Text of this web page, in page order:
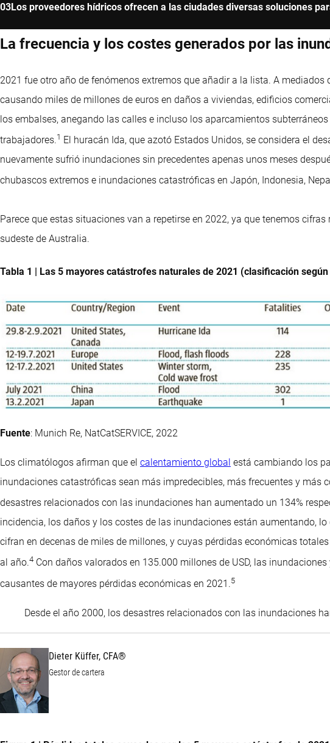
Los proveedores hídricos ofrecen a las ciudades diversas soluciones
La frecuencia y los costes generados por las
2021 fue otro año de fenómenos extremos que añadir a la lista. A
causando miles de millones de euros en daños a viviendas, edificios
los embalses, anegando las calles e incluso los aparcamientos
trabajadores.1 El huracán Ida, que azotó Estados Unidos, se considera el
nuevamente sufrió inundaciones sin precedentes apenas unos meses
chubascos extremos e inundaciones catastróficas en Japón, Indonesia,
Parece que estas situaciones van a repetirse en 2022, ya que tenemos
sudeste de Australia.
Tabla 1 | Las 5 mayores catástrofes naturales de 2021 (clasificación
Fuente: Munich Re, NatCatSERVICE, 2022
Los climatólogos afirman que el calentamiento global está cambiando los
inundaciones catastróficas sean más impredecibles, más frecuentes y más
desastres relacionados con las inundaciones han aumentado un 134%
incidencia, los daños y los costes de las inundaciones están aumentando,
cifran en decenas de miles de millones, y cuyas pérdidas económicas
al año.4 Con daños valorados en 135.000 millones de USD, las
causantes de mayores pérdidas económicas en 2021. 5
Desde el año 2000, los desastres relacionados con las inundaciones
Dieter Küffer, CFA®
Gestor de cartera